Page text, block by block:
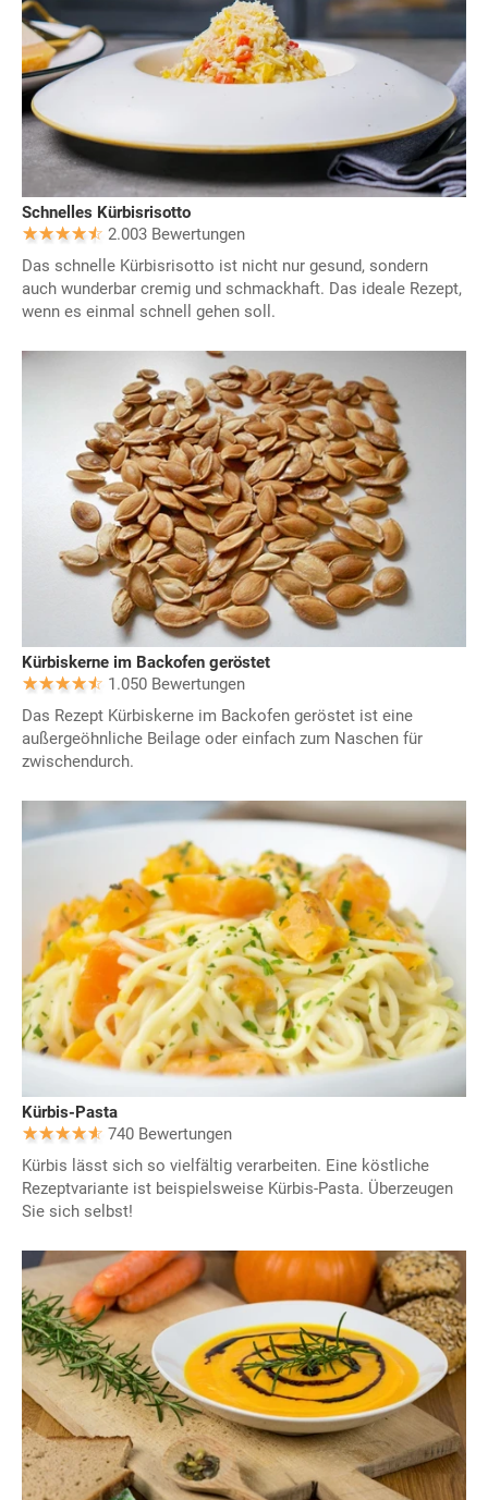
Schnelles Kürbisrisotto
2.003 Bewertungen
Das schnelle Kürbisrisotto ist nicht nur gesund, sondern
auch wunderbar cremig und schmackhaft. Das ideale Rezept,
wenn es einmal schnell gehen soll.
Kürbiskerne im Backofen geröstet
1.050 Bewertungen
Das Rezept Kürbiskerne im Backofen geröstet ist eine
außergeöhnliche Beilage oder einfach zum Naschen für
zwischendurch.
Kürbis-Pasta
740 Bewertungen
Kürbis lässt sich so vielfältig verarbeiten. Eine köstliche
Rezeptvariante ist beispielsweise Kürbis-Pasta. Überzeugen
Sie sich selbst!